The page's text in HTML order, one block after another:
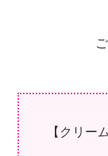
【クリー